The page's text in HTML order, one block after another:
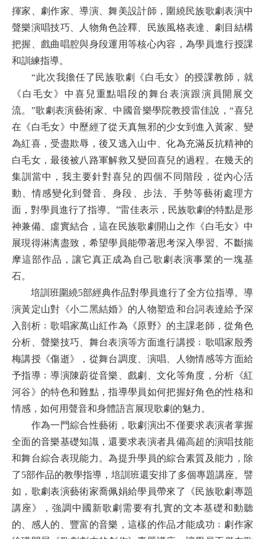
揮家、劇作家、導演、舞美設計師，圍繞民族歌劇表演中
聲樂演唱技巧、人物角色詮釋、民族風格表達、劇目結構
把握、戲曲唱腔與身段運用等核心內容，為學員進行授課
和訓練指導。
“此次我擔任了民族歌劇《白毛女》的授課教師，就
《白毛女》中喜兒重點唱段的舞台表演跟演員開展交
流。”歌劇表演藝術家、中國音樂學院教授雷佳說，“喜兒
在《白毛女》中歷經了從天真無邪的少女到進入黃家、變
為紅喜，受盡欺辱，後又逃入山中、化為充滿反抗精神的
白毛女，最後被八路軍解救又變回喜兒的過程。在幾天的
集訓當中，我主要針對喜兒的四個不同階段，從內心活
動、情感變化到聲音、身段、步法、手勢等藝術處理方
面，對學員進行了指導。”雷佳表示，民族歌劇的特點是形
神兼備、虛實結合，這在民族歌劇開山之作《白毛女》中
展現得淋漓盡致，希望學員能帶著思考深入學習、不斷揣
摩這部作品，讓它真正成為自己歌劇表演事業的一塊基
石。
培訓班圍繞5部經典作品對學員進行了全方位指導。導
演黃定山對《小二黑結婚》的人物塑造和台詞表達給予深
入剖析﹔歌唱家萬山紅作為《原野》的主課老師，從角色
分析、聲樂技巧、舞台表演等方面進行講授﹔歌唱家殷秀
梅講授《傷逝》，從舞台調度、演唱、人物情感等方面給
予指導﹔導演陳蔚從音樂、戲劇、文化等角度，分析《紅
河谷》的特色和難點，指導學員如何把握好角色的性格和
情感，如何用聲音和身體語言展現歌劇的魅力。
作為一門綜合性藝術，歌劇演出不僅要求表演者掌握
全面的音樂基礎知識，還要求表演者具備高超的演唱技能
和舞台綜合表現能力。為提升學員的綜合素質及能力，除
了5部作品的教學指導，培訓班還安排了多個專題講座。譬
如，歌劇表演藝術家喬佩娟給學員帶來了《民族歌劇專題
講座》，強調中國新歌劇需要有扎實的文本基礎和動聽
的、感人的、豐富的音樂，這樣的作品才能成功﹔劇作家